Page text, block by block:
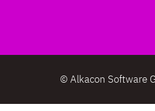
© Alkacon Software